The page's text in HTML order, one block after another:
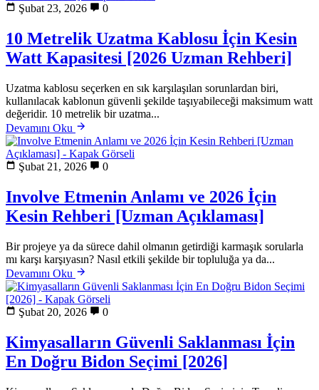
Şubat 23, 2026 0
10 Metrelik Uzatma Kablosu İçin Kesin
Watt Kapasitesi [2026 Uzman Rehberi]
Uzatma kablosu seçerken en sık karşılaşılan sorunlardan biri,
kullanılacak kablonun güvenli şekilde taşıyabileceği maksimum watt
değeridir. 10 metrelik bir uzatma...
Devamını Oku
Şubat 21, 2026 0
Involve Etmenin Anlamı ve 2026 İçin
Kesin Rehberi [Uzman Açıklaması]
Bir projeye ya da sürece dahil olmanın getirdiği karmaşık sorularla
mı karşı karşıyasın? Nasıl etkili şekilde bir topluluğa ya da...
Devamını Oku
Şubat 20, 2026 0
Kimyasalların Güvenli Saklanması İçin
En Doğru Bidon Seçimi [2026]